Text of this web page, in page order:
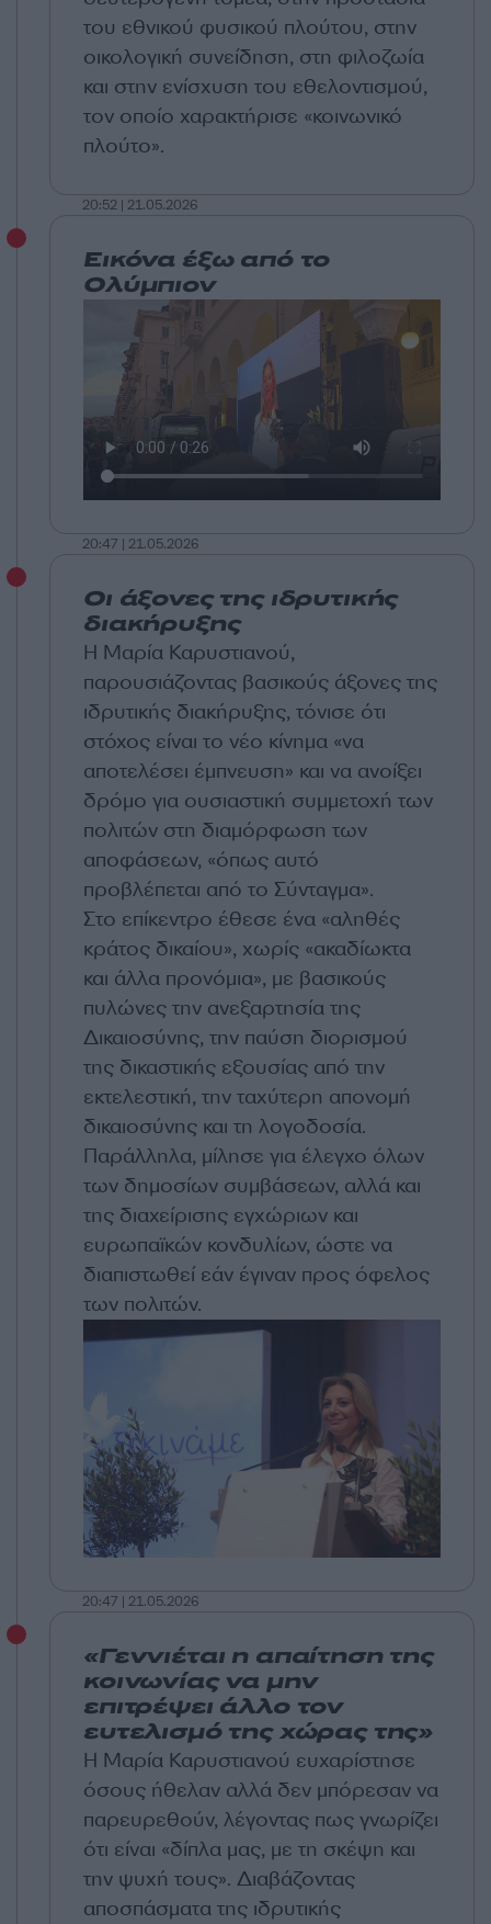
του εθνικού φυσικού πλούτου, στην
οικολογική συνείδηση, στη φιλοζωία
και στην ενίσχυση του εθελοντισμού,
τον οποίο χαρακτήρισε «κοινωνικό
πλούτο».
20:52 | 21.05.2026
Εικόνα έξω από το
Ολύμπιον
20:47 | 21.05.2026
Οι άξονες της ιδρυτικής
διακήρυξης
Η Μαρία Καρυστιανού,
παρουσιάζοντας βασικούς άξονες της
ιδρυτικής διακήρυξης, τόνισε ότι
στόχος είναι το νέο κίνημα «να
αποτελέσει έμπνευση» και να ανοίξει
δρόμο για ουσιαστική συμμετοχή των
πολιτών στη διαμόρφωση των
αποφάσεων, «όπως αυτό
προβλέπεται από το Σύνταγμα».
Στο επίκεντρο έθεσε ένα «αληθές
κράτος δικαίου», χωρίς «ακαδίωκτα
και άλλα προνόμια», με βασικούς
πυλώνες την ανεξαρτησία της
Δικαιοσύνης, την παύση διορισμού
της δικαστικής εξουσίας από την
εκτελεστική, την ταχύτερη απονομή
δικαιοσύνης και τη λογοδοσία.
Παράλληλα, μίλησε για έλεγχο όλων
των δημοσίων συμβάσεων, αλλά και
της διαχείρισης εγχώριων και
ευρωπαϊκών κονδυλίων, ώστε να
διαπιστωθεί εάν έγιναν προς όφελος
των πολιτών.
20:47 | 21.05.2026
«Γεννιέται η απαίτηση της
κοινωνίας να μην
επιτρέψει άλλο τον
ευτελισμό της χώρας της»
Η Μαρία Καρυστιανού ευχαρίστησε
όσους ήθελαν αλλά δεν μπόρεσαν να
παρευρεθούν, λέγοντας πως γνωρίζει
ότι είναι «δίπλα μας, με τη σκέψη και
την ψυχή τους». Διαβάζοντας
αποσπάσματα της ιδρυτικής